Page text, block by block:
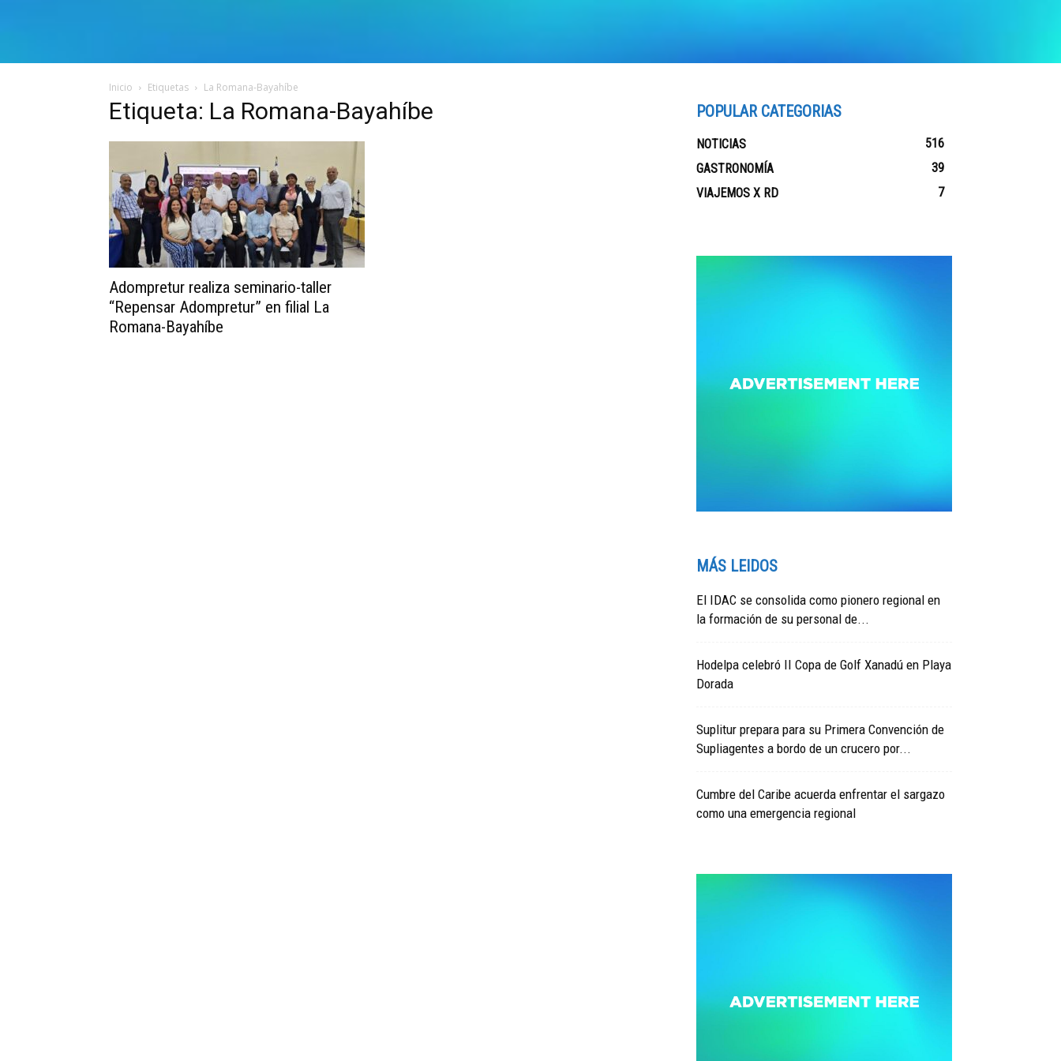
Inicio Etiquetas La Romana-Bayahíbe
Etiqueta: La Romana-Bayahíbe
Adompretur realiza seminario-taller
“Repensar Adompretur” en filial La
Romana-Bayahíbe
POPULAR CATEGORIAS
NOTICIAS
516
GASTRONOMÍA
39
VIAJEMOS X RD
7
MÁS LEIDOS
El IDAC se consolida como pionero regional en
la formación de su personal de...
Hodelpa celebró II Copa de Golf Xanadú en Playa
Dorada
Suplitur prepara para su Primera Convención de
Supliagentes a bordo de un crucero por...
Cumbre del Caribe acuerda enfrentar el sargazo
como una emergencia regional